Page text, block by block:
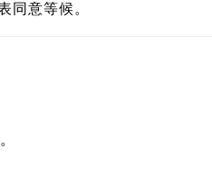
同意等候。